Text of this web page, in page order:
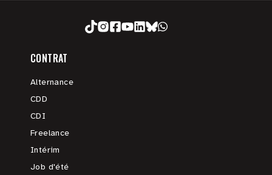
CONTRAT
Alternance
CDD
CDI
Freelance
Intérim
Job d'été